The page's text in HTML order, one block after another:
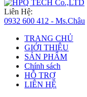
Liên Hệ:
0932 600 412 - Ms.Châu
TRANG CHỦ
GIỚI THIỆU
SẢN PHẨM
Chính sách
HỖ TRỢ
LIÊN HỆ